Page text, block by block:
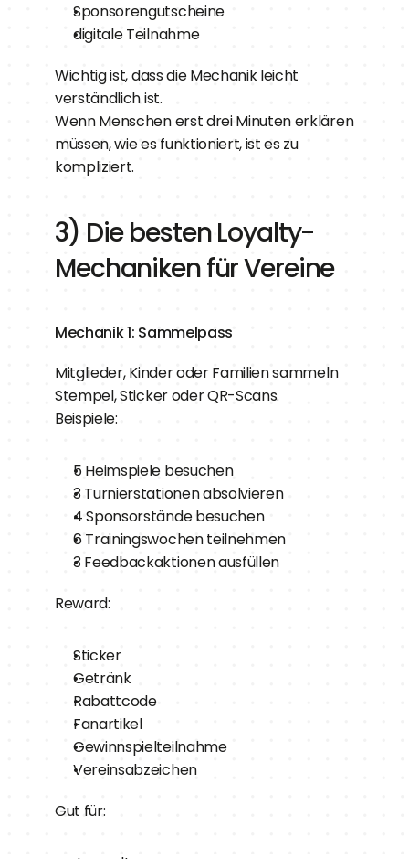
Sponsorengutscheine
digitale Teilnahme
Wichtig ist, dass die Mechanik leicht
verständlich ist.
Wenn Menschen erst drei Minuten erklären
müssen, wie es funktioniert, ist es zu
kompliziert.
3) Die besten Loyalty-
Mechaniken für Vereine
Mechanik 1: Sammelpass
Mitglieder, Kinder oder Familien sammeln
Stempel, Sticker oder QR-Scans.
Beispiele:
5 Heimspiele besuchen
3 Turnierstationen absolvieren
4 Sponsorstände besuchen
6 Trainingswochen teilnehmen
3 Feedbackaktionen ausfüllen
Reward:
Sticker
Getränk
Rabattcode
Fanartikel
Gewinnspielteilnahme
Vereinsabzeichen
Gut für: